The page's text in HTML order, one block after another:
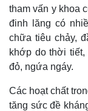
Nhận diện sự thật
tham vấn y khoa
đinh lăng có
chữa tiêu chảy,
khớp do thời tiết,
đỏ, ngứa ngáy.
Các hoạt chất
tăng sức đề